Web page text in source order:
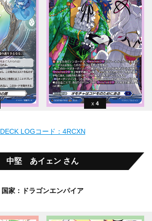
4
DECK LOGコード：4RCXN
中堅 あイェン さん
国家：ドラゴンエンパイア